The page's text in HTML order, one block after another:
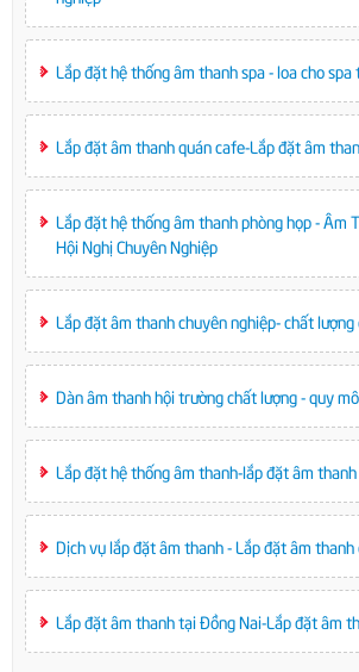
Lắp đặt hệ thống âm thanh spa - loa cho
Lắp đặt âm thanh quán cafe-Lắp đặt âm
Lắp đặt hệ thống âm thanh phòng họp - Âm
Hội Nghị Chuyên Nghiệp
Lắp đặt âm thanh chuyên nghiệp- chất lượng
Dàn âm thanh hội trường chất lượng - quy
Lắp đặt hệ thống âm thanh-lắp đặt âm thanh
Dịch vụ lắp đặt âm thanh - Lắp đặt âm
Lắp đặt âm thanh tại Đồng Nai-Lắp đặt âm